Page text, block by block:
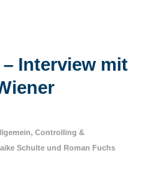
– Interview mit
, Controlling &
Schulteund Roman Fuchs